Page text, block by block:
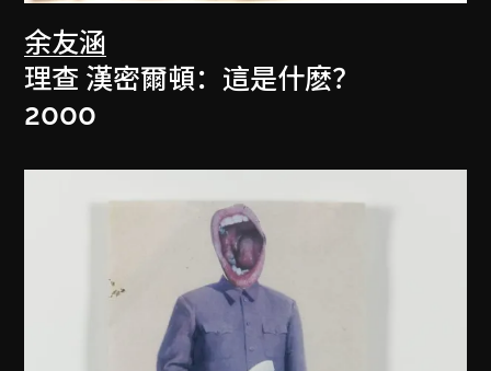
余友涵
理查 漢密爾頓：這是什麽？
2000